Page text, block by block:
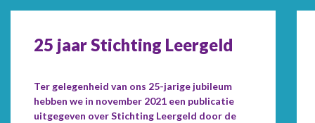
25 jaar Stichting Leergeld
Ter gelegenheid van ons 25-jarige jubileum
hebben we in november 2021 een publicatie
uitgegeven over Stichting Leergeld door de